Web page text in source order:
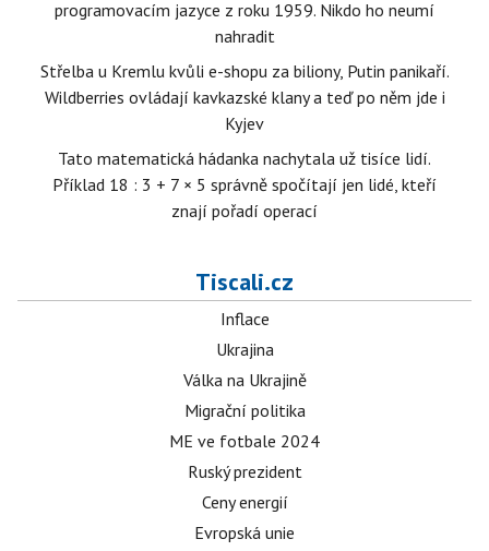
programovacím jazyce z roku 1959. Nikdo ho neumí
nahradit
Střelba u Kremlu kvůli e-shopu za biliony, Putin panikaří.
Wildberries ovládají kavkazské klany a teď po něm jde i
Kyjev
Tato matematická hádanka nachytala už tisíce lidí.
Příklad 18 : 3 + 7 × 5 správně spočítají jen lidé, kteří
znají pořadí operací
Tiscali.cz
Inflace
Ukrajina
Válka na Ukrajině
Migrační politika
ME ve fotbale 2024
Ruský prezident
Ceny energií
Evropská unie